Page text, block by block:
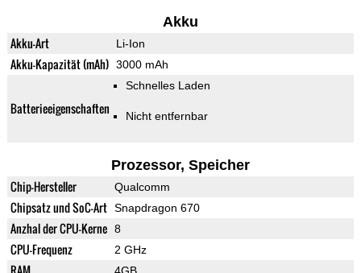
Akku
Akku-Art Li-Ion
Akku-Kapazität (mAh) 3000 mAh
Batterieeigenschaften
Schnelles Laden
Nicht entfernbar
Prozessor, Speicher
Chip-Hersteller Qualcomm
Chipsatz und SoC-Art Snapdragon 670
Anzhal der CPU-Kerne 8
CPU-Frequenz 2 GHz